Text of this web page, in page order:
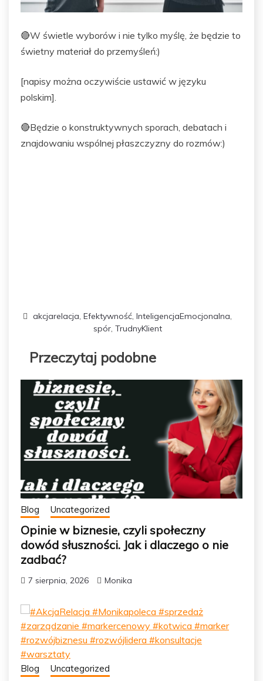
🔴W świetle wyborów i nie tylko myślę, że będzie to
świetny materiał do przemyśleń:)
[napisy można oczywiście ustawić w języku
polskim].
🔴Będzie o konstruktywnych sporach, debatach i
znajdowaniu wspólnej płaszczyzny do rozmów:)
akcjarelacja, Efektywność, InteligencjaEmocjonalna,
spór, TrudnyKlient
Przeczytaj podobne
Blog Uncategorized
Opinie w biznesie, czyli społeczny
dowód słuszności. Jak i dlaczego o nie
zadbać?
7 sierpnia, 2026 Monika
Blog Uncategorized